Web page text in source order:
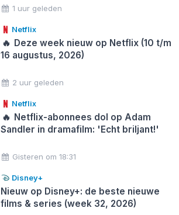
1 uur geleden
Netflix
🔥 Deze week nieuw op Netflix (10 t/m
16 augustus, 2026)
2 uur geleden
Netflix
🔥 Netflix-abonnees dol op Adam
Sandler in dramafilm: 'Echt briljant!'
Gisteren om 18:31
Disney+
Nieuw op Disney+: de beste nieuwe
films & series (week 32, 2026)